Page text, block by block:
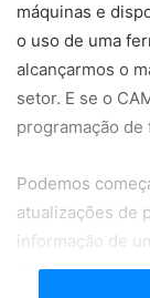
máquinas e
o uso de uma
alcançarmos o
setor. E se o
programação de
Podemos
atualizações de
informação de
programador/